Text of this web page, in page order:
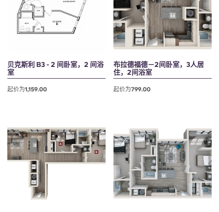
贝克斯利 B3 - 2 间卧室，2 间浴
室
起价为1,159.00
布拉德福德－2间卧室，3人居
住，2间浴室
起价为799.00